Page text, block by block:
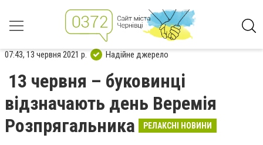
07:43, 13 червня 2021 р. Надійне джерело
13 червня – буковинці
відзначають день Веремія
Розпрягальника
РЕЛАКСНІ НОВИНИ